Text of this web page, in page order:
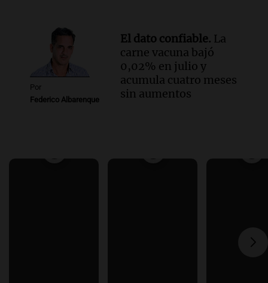
Por
Federico Albarenque
El dato confiable. La
carne vacuna bajó
0,02% en julio y
acumula cuatro meses
sin aumentos